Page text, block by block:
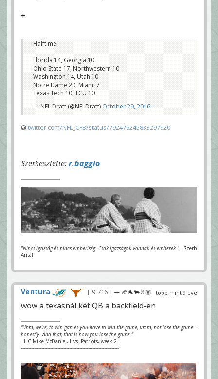
+
Halftime:
Florida 14, Georgia 10
Ohio State 17, Northwestern 10
Washington 14, Utah 10
Notre Dame 20, Miami 7
Texas Tech 10, TCU 10
— NFL Draft (@NFLDraft) October 29, 2016
twitter.com/NFL_CFB/status/792476245833297920
Szerkesztette:r.baggio
---
"Nincs igazság és nincs emberiség. Csak igazságok vannak és emberek." - Szerb
Antal
több mint 9 éve
Ventura 9 716 — 🏈🐬🐂🤘🏽
wow a texasnál két QB a backfield-en
“Uhm, we’re, to win games you have to win the game, umm, not lose the game…
honestly. And that, that is how you lose the game.”
- HC Mike McDaniel, L vs. Patriots, week 2 -
-------------------------------------------------------------------